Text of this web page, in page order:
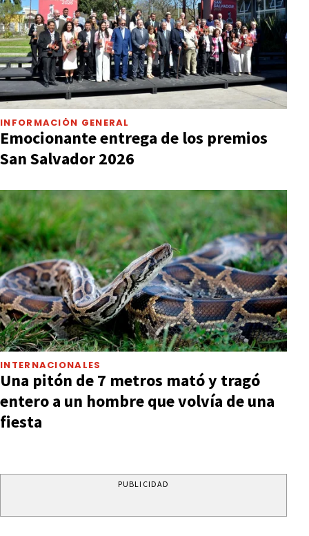
INFORMACIÓN GENERAL
Emocionante entrega de los premios
San Salvador 2026
INTERNACIONALES
Una pitón de 7 metros mató y tragó
entero a un hombre que volvía de una
fiesta
PUBLICIDAD